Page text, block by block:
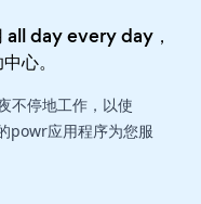
day every day，
心。
不停地工作，以使
powr应用程序为您服